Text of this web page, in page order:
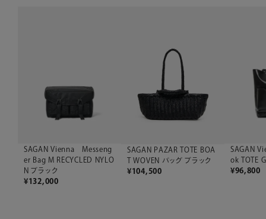
SAGAN Vienna Messeng
er Bag M RECYCLED NYLO
N ブラック
¥132,000
SAGAN PAZAR TOTE BOA
T WOVEN バッグ ブラック
¥104,500
SAGAN
ok TOTE
¥96,800